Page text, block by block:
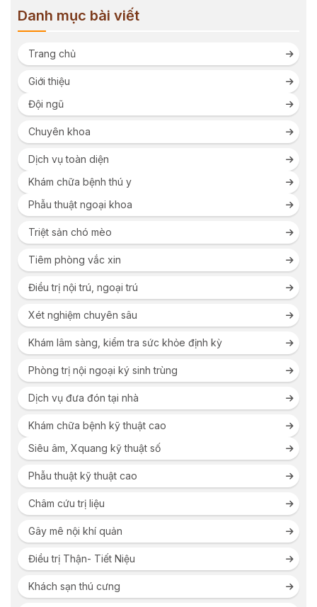
Danh mục bài viết
Trang chủ
Giới thiệu
Đội ngũ
Chuyên khoa
Dịch vụ toàn diện
Khám chữa bệnh thú y
Phẫu thuật ngoại khoa
Triệt sản chó mèo
Tiêm phòng vắc xin
Điều trị nội trú, ngoại trú
Xét nghiệm chuyên sâu
Khám lâm sàng, kiểm tra sức khỏe định kỳ
Phòng trị nội ngoại ký sinh trùng
Dịch vụ đưa đón tại nhà
Khám chữa bệnh kỹ thuật cao
Siêu âm, Xquang kỹ thuật số
Phẫu thuật kỹ thuật cao
Châm cứu trị liệu
Gây mê nội khí quản
Điều trị Thận- Tiết Niệu
Khách sạn thú cưng